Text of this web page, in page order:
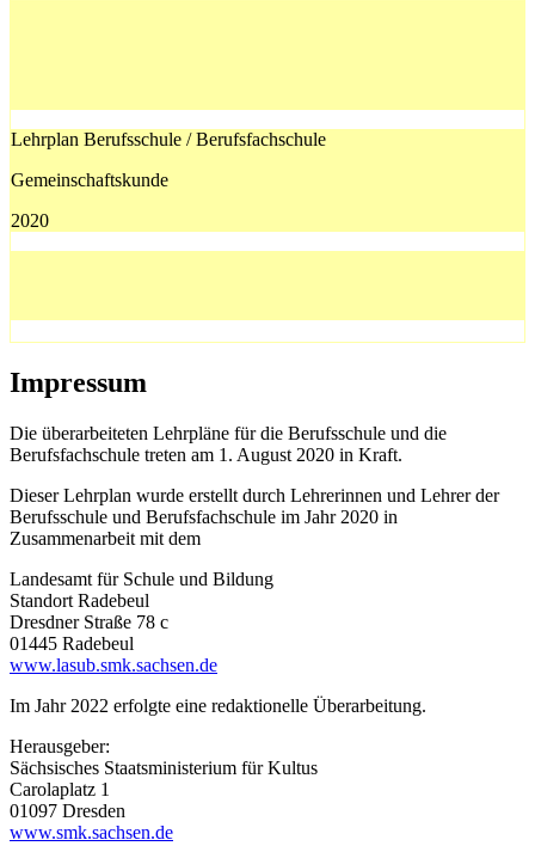
Lehrplan Berufsschule / Berufsfachschule
Gemeinschaftskunde
2020
Impressum
Die überarbeiteten Lehrpläne für die Berufsschule und die
Berufsfachschule treten am 1. August 2020 in Kraft.
Dieser Lehrplan wurde erstellt durch Lehrerinnen und Lehrer der
Berufsschule und Berufsfachschule im Jahr 2020 in
Zusammenarbeit mit dem
Landesamt für Schule und Bildung
Standort Radebeul
Dresdner Straße 78 c
01445 Radebeul
www.lasub.smk.sachsen.de
Im Jahr 2022 erfolgte eine redaktionelle Überarbeitung.
Herausgeber:
Sächsisches Staatsministerium für Kultus
Carolaplatz 1
01097 Dresden
www.smk.sachsen.de